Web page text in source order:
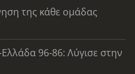
της κάθε ομάδας
96-86: Λύγισε στην